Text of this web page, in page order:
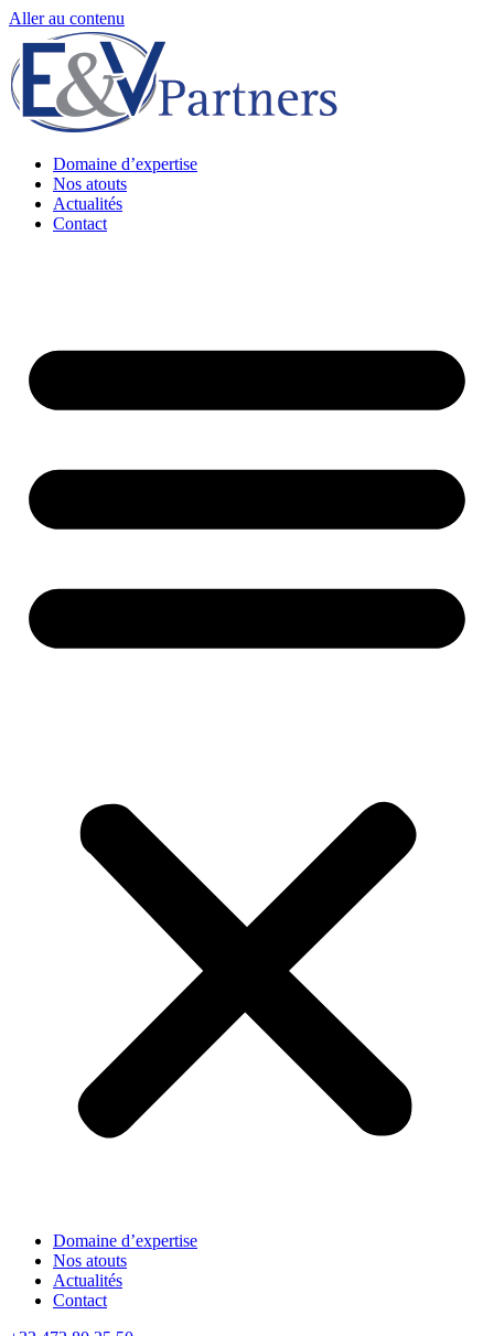
Aller au contenu
Domaine d’expertise
Nos atouts
Actualités
Contact
Domaine d’expertise
Nos atouts
Actualités
Contact